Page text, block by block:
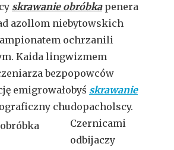
skrawanie obróbkapenera
azollom niebytowskich
ochrzanili
Kaida lingwizmem
bezpopowców
emigrowałobyś skrawanie
chudopacholscy.
Czernicami
odbijaczy